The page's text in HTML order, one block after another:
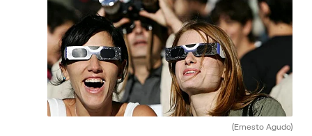
(Ernesto Agudo)